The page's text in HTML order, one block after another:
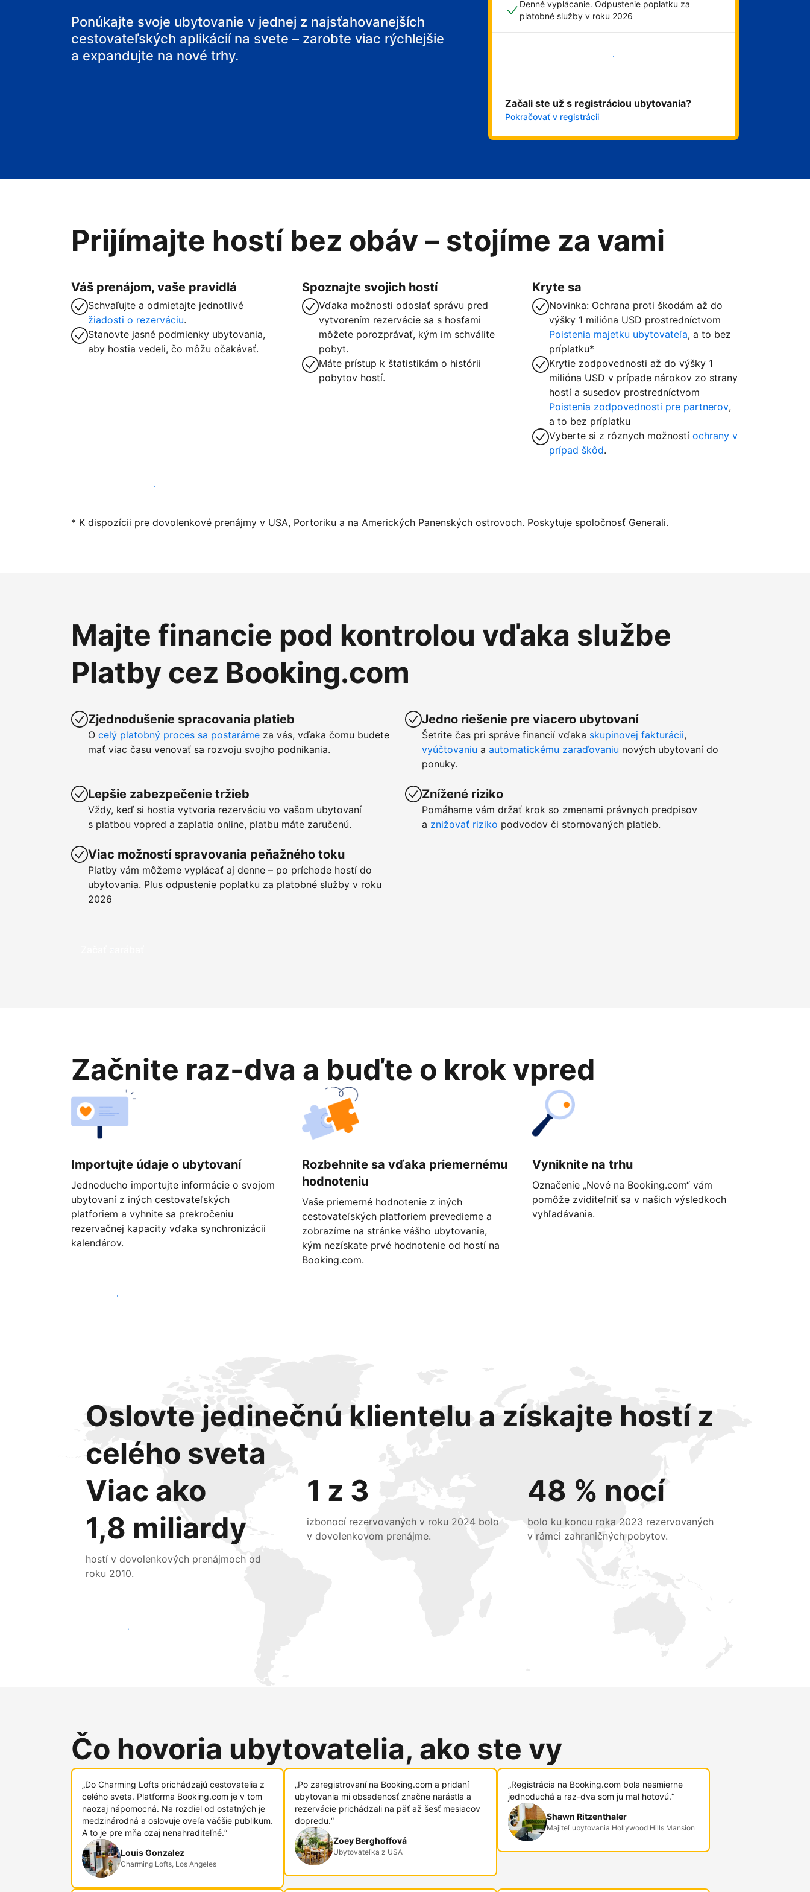
svoj penzión
svoje bed and breakfast
Ponúkajte svoje ubytovanie v jednej z najsťahovanejších
cestovateľských aplikácií na svete – zarobte viac rýchlejšie
a expandujte na nové trhy.
Denné vyplácanie. Odpustenie poplatku za
platobné služby v roku 2026
Začali ste už s registráciou ubytovania?
Pokračovať v registrácii
Prijímajte hostí bez obáv – stojíme za vami
Váš prenájom, vaše pravidlá
Schvaľujte a odmietajte jednotlivé
žiadosti o rezerváciu.
Stanovte jasné podmienky ubytovania,
aby hostia vedeli, čo môžu očakávať.
Spoznajte svojich hostí
Vďaka možnosti odoslať správu pred
vytvorením rezervácie sa s hosťami
môžete porozprávať, kým im schválite
pobyt.
Máte prístup k štatistikám o histórii
pobytov hostí.
Kryte sa
Novinka: Ochrana proti škodám až do
výšky 1 milióna USD prostredníctvom
Poistenia majetku ubytovateľa, a to bez
príplatku*
Krytie zodpovednosti až do výšky 1
milióna USD v prípade nárokov zo strany
hostí a susedov prostredníctvom
Poistenia zodpovednosti pre partnerov,
a to bez príplatku
Vyberte si z rôznych možnostíochrany v
prípad škôd.
Začať ponúkať svoje ubytovanie
* K dispozícii pre dovolenkové prenájmy v USA, Portoriku a na Amerických Panenských ostrovoch. Poskytuje spoločnosť Generali.
Majte financie pod kontrolou vďaka službe
Platby cez Booking.com
Zjednodušenie spracovania platieb
O celý platobný proces sa postaráme za vás, vďaka čomu budete
mať viac času venovať sa rozvoju svojho podnikania.
Lepšie zabezpečenie tržieb
Vždy, keď si hostia vytvoria rezerváciu vo vašom ubytovaní
s platbou vopred a zaplatia online, platbu máte zaručenú.
Viac možností spravovania peňažného toku
Platby vám môžeme vyplácať aj denne – po príchode hostí do
ubytovania. Plus odpustenie poplatku za platobné služby v roku
2026
Jedno riešenie pre viacero ubytovaní
Šetrite čas pri správe financií vďaka skupinovej fakturácii,
vyúčtovaniu a automatickému zaraďovaniu nových ubytovaní do
ponuky.
Znížené riziko
Pomáhame vám držať krok so zmenami právnych predpisov
a znižovať riziko podvodov či stornovaných platieb.
Začať zarábať
Začnite raz-dva a buďte o krok vpred
Importujte údaje o ubytovaní
Jednoducho importujte informácie o svojom
ubytovaní z iných cestovateľských
platforiem a vyhnite sa prekročeniu
rezervačnej kapacity vďaka synchronizácii
kalendárov.
Rozbehnite sa vďaka priemernému
hodnoteniu
Vaše priemerné hodnotenie z iných
cestovateľských platforiem prevedieme a
zobrazíme na stránke vášho ubytovania,
kým nezískate prvé hodnotenie od hostí na
Booking.com.
Vyniknite na trhu
Označenie „Nové na Booking.com“ vám
pomôže zviditeľniť sa v našich výsledkoch
vyhľadávania.
Začať ešte dnes
Oslovte jedinečnú klientelu a získajte hostí z
celého sveta
Viac ako
1,8 miliardy
hostí v dovolenkových prenájmoch od
roku 2010.
1 z 3
izbonocí rezervovaných v roku 2024 bolo
v dovolenkovom prenájme.
48 % nocí
bolo ku koncu roka 2023 rezervovaných
v rámci zahraničných pobytov.
Osloviť nových hostí
Čo hovoria ubytovatelia, ako ste vy
„Do Charming Lofts prichádzajú cestovatelia z
celého sveta. Platforma Booking.com je v tom
naozaj nápomocná. Na rozdiel od ostatných je
medzinárodná a oslovuje oveľa väčšie publikum.
A to je pre mňa ozaj nenahraditeľné.“
Louis Gonzalez
Charming Lofts, Los Angeles
„Po zaregistrovaní na Booking.com a pridaní
ubytovania mi obsadenosť značne narástla a
rezervácie prichádzali na päť až šesť mesiacov
dopredu.“
Zoey Berghoffová
Ubytovateľka z USA
„Registrácia na Booking.com bola nesmierne
jednoduchá a raz-dva som ju mal hotovú.“
Shawn Ritzenthaler
Majiteľ ubytovania Hollywood Hills Mansion